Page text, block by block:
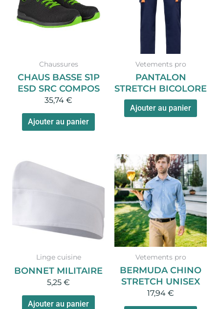
Chaussures
CHAUS BASSE S1P
ESD SRC COMPOS
35,74 €
Ajouter au panier
plusieurs
variations.
choisies
sur
du
Vetements pro
PANTALON
STRETCH BICOLORE
Ajouter au panier
Linge cuisine
BONNET MILITAIRE
5,25 €
Ajouter au panier
Vetements pro
BERMUDA CHINO
STRETCH UNISEX
17,94 €